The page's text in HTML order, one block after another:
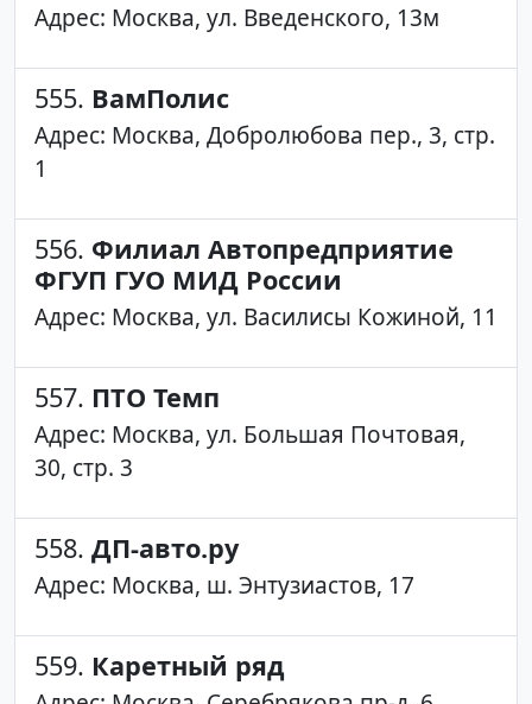
Адрес: Москва, ул. Введенского, 13м
555. ВамПолис
Адрес: Москва, Добролюбова пер., 3, стр.
1
556. Филиал Автопредприятие
ФГУП ГУО МИД России
Адрес: Москва, ул. Василисы Кожиной, 11
557. ПТО Темп
Адрес: Москва, ул. Большая Почтовая,
30, стр. 3
558. ДП-авто.ру
Адрес: Москва, ш. Энтузиастов, 17
559. Каретный ряд